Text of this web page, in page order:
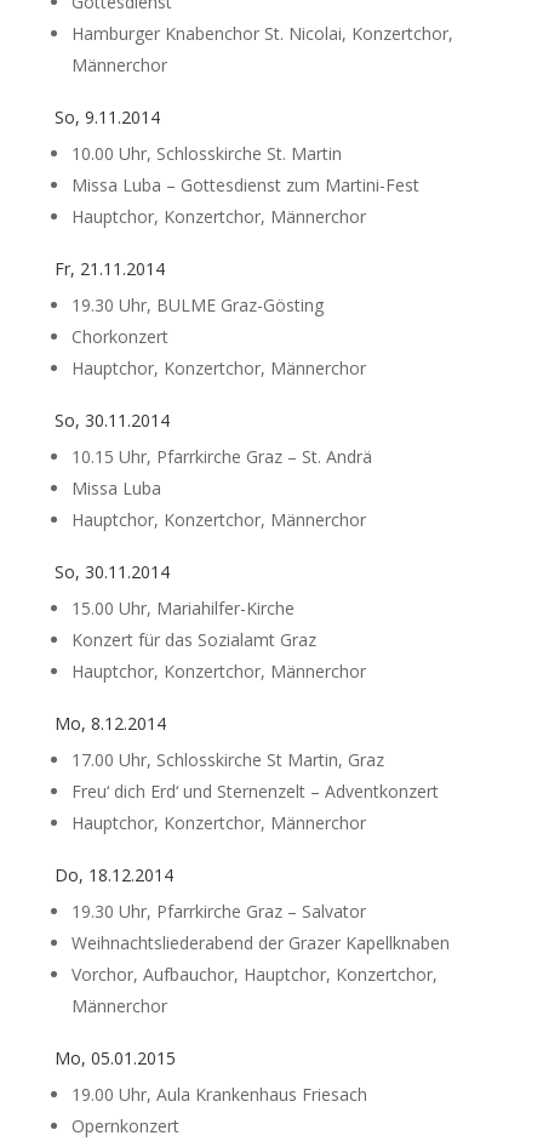
Hamburger Knabenchor St. Nicolai, Konzertchor,
Männerchor
So, 9.11.2014
10.00 Uhr, Schlosskirche St. Martin
Missa Luba – Gottesdienst zum Martini-Fest
Hauptchor, Konzertchor, Männerchor
Fr, 21.11.2014
19.30 Uhr, BULME Graz-Gösting
Chorkonzert
Hauptchor, Konzertchor, Männerchor
So, 30.11.2014
10.15 Uhr, Pfarrkirche Graz – St. Andrä
Missa Luba
Hauptchor, Konzertchor, Männerchor
So, 30.11.2014
15.00 Uhr, Mariahilfer-Kirche
Konzert für das Sozialamt Graz
Hauptchor, Konzertchor, Männerchor
Mo, 8.12.2014
17.00 Uhr, Schlosskirche St Martin, Graz
Freu‘ dich Erd‘ und Sternenzelt – Adventkonzert
Hauptchor, Konzertchor, Männerchor
Do, 18.12.2014
19.30 Uhr, Pfarrkirche Graz – Salvator
Weihnachtsliederabend der Grazer Kapellknaben
Vorchor, Aufbauchor, Hauptchor, Konzertchor,
Männerchor
Mo, 05.01.2015
19.00 Uhr, Aula Krankenhaus Friesach
Opernkonzert